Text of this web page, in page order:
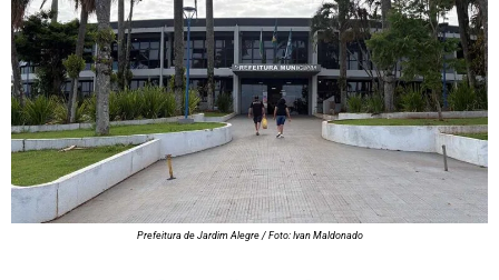
Prefeitura de Jardim Alegre / Foto: Ivan Maldonado